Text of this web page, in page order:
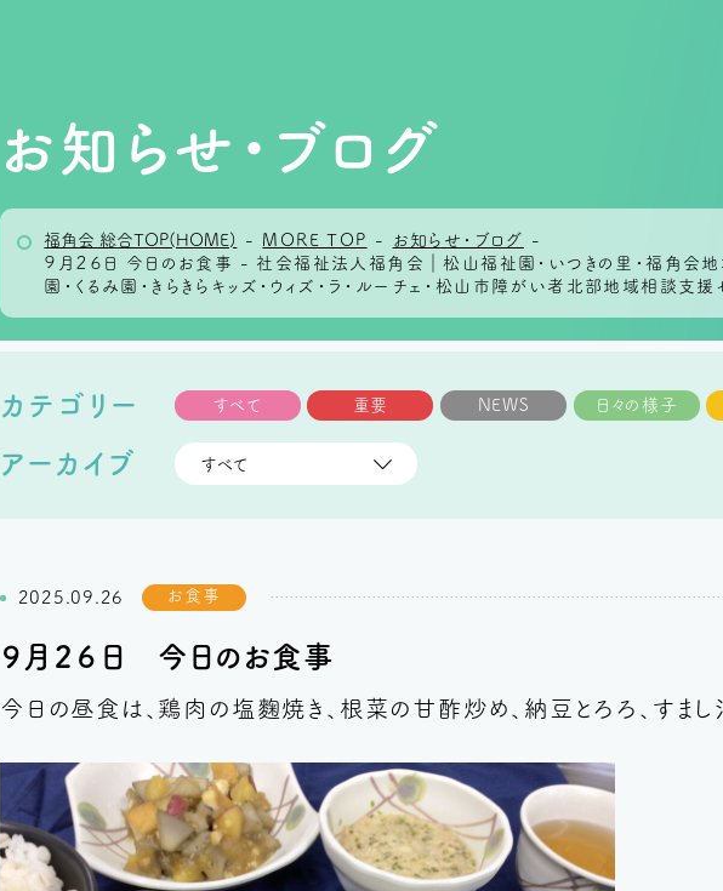
お知らせ・ブログ
福角会 総合TOP(HOME) - MORE TOP - お知らせ・ブログ
-
９月２６日 今日のお食事 - 社会福祉法人福角会｜松山福祉園・いつきの里・福角会
園・くるみ園・きらきらキッズ・ウィズ・ラ・ルーチェ・松山市障がい者北部地域相談支
カテゴリー すべて 重要 NEWS 日々の様子
アーカイブ
2025.09.26 お食事
９月２６日 今日のお食事
今日の昼食は、鶏肉の塩麴焼き、根菜の甘酢炒め、納豆とろろ、すまし